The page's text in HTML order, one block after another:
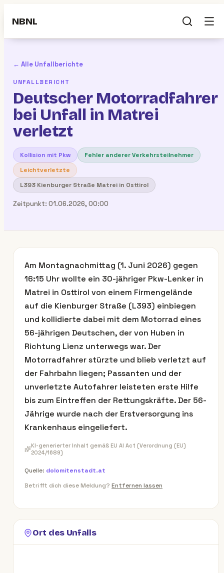
NBNL
← Alle Unfallberichte
UNFALLBERICHT
Deutscher Motorradfahrer
bei Unfall in Matrei
verletzt
Kollision mit Pkw
Fehler anderer Verkehrsteilnehmer
Leichtverletzte
L393 Kienburger Straße Matrei in Osttirol
Zeitpunkt: 01.06.2026, 00:00
Am Montagnachmittag (1. Juni 2026) gegen
16:15 Uhr wollte ein 30-jähriger Pkw-Lenker in
Matrei in Osttirol von einem Firmengelände
auf die Kienburger Straße (L393) einbiegen
und kollidierte dabei mit dem Motorrad eines
56-jährigen Deutschen, der von Huben in
Richtung Lienz unterwegs war. Der
Motorradfahrer stürzte und blieb verletzt auf
der Fahrbahn liegen; Passanten und der
unverletzte Autofahrer leisteten erste Hilfe
bis zum Eintreffen der Rettungskräfte. Der 56-
Jährige wurde nach der Erstversorgung ins
Krankenhaus eingeliefert.
KI-generierter Inhalt gemäß EU AI Act (Verordnung (EU)
2024/1689)
Quelle: dolomitenstadt.at
Betrifft dich diese Meldung? Entfernen lassen
Ort des Unfalls